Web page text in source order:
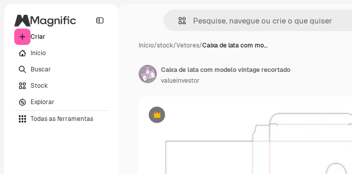
Criar
Início
Buscar
Stock
Explorar
Todas as ferramentas
Início/stock/Vetores/Caixa de lata com mo…
Premium
Caixa de lata com modelo vintage recortado
valueinvestor